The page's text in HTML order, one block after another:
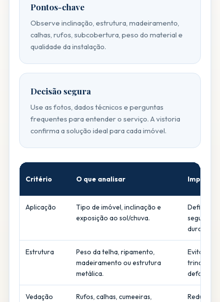
Pontos-chave
Observe inclinação, estrutura, madeiramento,
calhas, rufos, subcobertura, peso do material e
qualidade da instalação.
Decisão segura
Use as fotos, dados técnicos e perguntas
frequentes para entender o serviço. A vistoria
confirma a solução ideal para cada imóvel.
Critério O que analisar Impacto
Aplicação
Tipo de imóvel, inclinação e
exposição ao sol/chuva.
Define
Estrutura
Peso da telha, ripamento,
madeiramento ou estrutura
metálica.
Evita
trincas e
Vedação
Rufos, calhas, cumeeiras,
Reduz